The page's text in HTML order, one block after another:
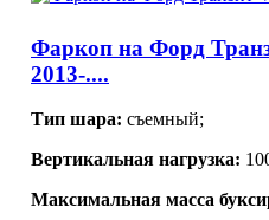
Фаркоп на Форд
2013-....
Тип шара: съемный;
Вертикальная нагрузка:
Максимальная масса